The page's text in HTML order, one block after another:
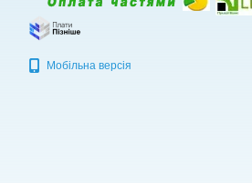
Мобільна версія